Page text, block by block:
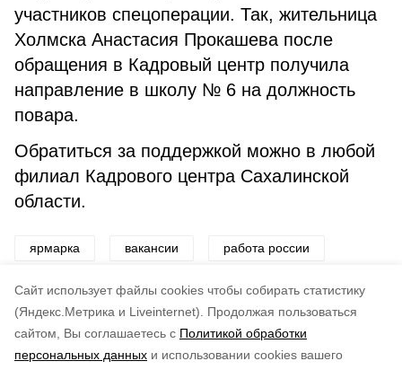
Cайт использует файлы cookies чтобы собирать статистику
(Яндекс.Метрика и Liveinternet).
Продолжая пользоваться
сайтом, Вы соглашаетесь с Политикой обработки
персональных данных и использовании cookies вашего
участников спецоперации. Так, жительница
Холмска Анастасия Прокашева после
обращения в Кадровый центр получила
направление в школу № 6 на должность
повара.
Обратиться за поддержкой можно в любой
филиал Кадрового центра Сахалинской
области.
ярмарка вакансии работа россии
трудоустройство молодежь профессии
по оценке